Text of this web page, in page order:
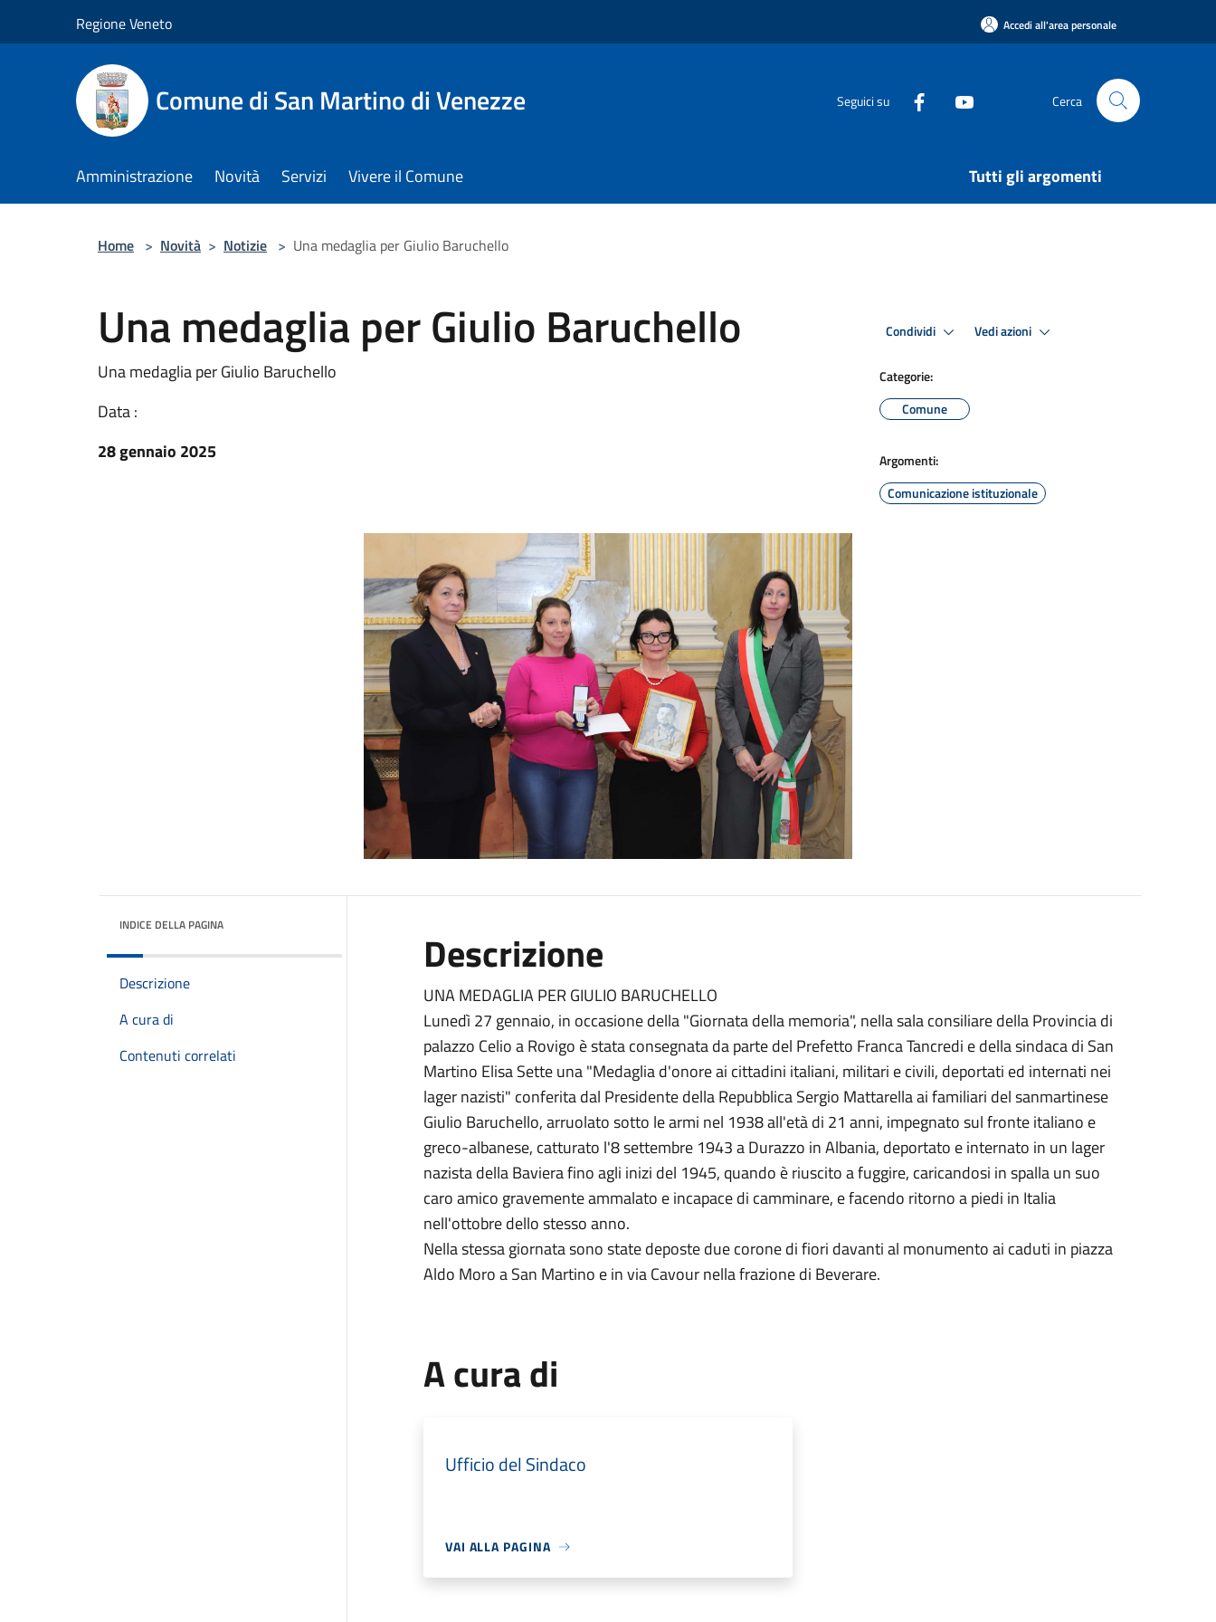
Regione Veneto Accedi all'area personale
Comune di San Martino di Venezze Seguici su Cerca
Amministrazione Novità Servizi Vivere il Comune Tutti gli argomenti
Home > Novità > Notizie > Una medaglia per Giulio Baruchello
Una medaglia per Giulio Baruchello
Una medaglia per Giulio Baruchello
Data :
28 gennaio 2025
Condividi Vedi azioni
Categorie:
Comune
Argomenti:
Comunicazione istituzionale
INDICE DELLA PAGINA
Descrizione
A cura di
Contenuti correlati
Descrizione
UNA MEDAGLIA PER GIULIO BARUCHELLO
Lunedì 27 gennaio, in occasione della "Giornata della memoria", nella sala consiliare della Provincia di
palazzo Celio a Rovigo è stata consegnata da parte del Prefetto Franca Tancredi e della sindaca di San
Martino Elisa Sette una "Medaglia d'onore ai cittadini italiani, militari e civili, deportati ed internati nei
lager nazisti" conferita dal Presidente della Repubblica Sergio Mattarella ai familiari del sanmartinese
Giulio Baruchello, arruolato sotto le armi nel 1938 all'età di 21 anni, impegnato sul fronte italiano e
greco-albanese, catturato l'8 settembre 1943 a Durazzo in Albania, deportato e internato in un lager
nazista della Baviera fino agli inizi del 1945, quando è riuscito a fuggire, caricandosi in spalla un suo
caro amico gravemente ammalato e incapace di camminare, e facendo ritorno a piedi in Italia
nell'ottobre dello stesso anno.
Nella stessa giornata sono state deposte due corone di fiori davanti al monumento ai caduti in piazza
Aldo Moro a San Martino e in via Cavour nella frazione di Beverare.
A cura di
Ufficio del Sindaco
VAI ALLA PAGINA